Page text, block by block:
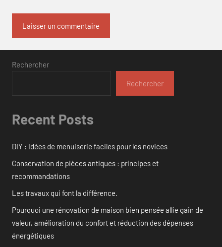
Rechercher
Rechercher
Recent Posts
DIY : Idées de menuiserie faciles pour les novices
Conservation de pièces antiques : principes et
recommandations
Les travaux qui font la différence.
Pourquoi une rénovation de maison bien pensée allie gain de
valeur, amélioration du confort et réduction des dépenses
énergétiques